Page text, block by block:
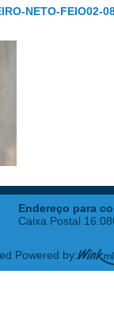
NETO-FEIO02-
Endereço para
Caixa Postal
Powered by: